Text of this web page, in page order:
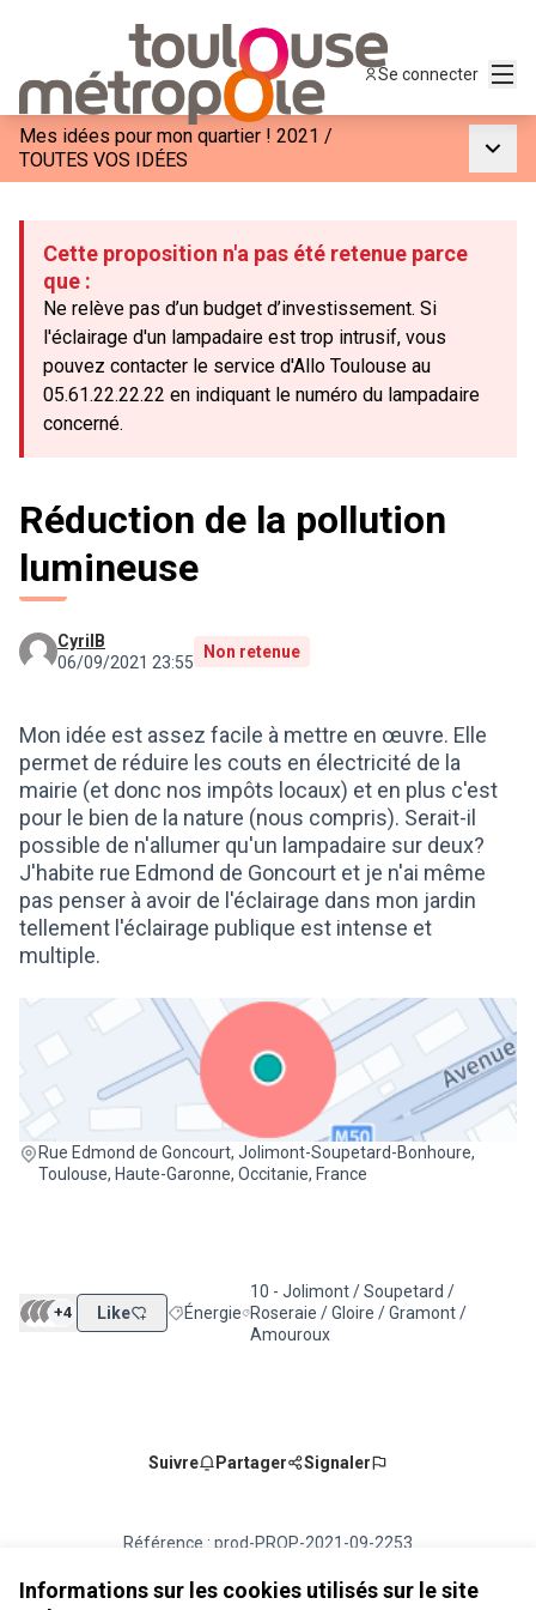
Informations sur les cookies utilisés sur le site
Se connecter
Mes idées pour mon quartier ! 2021 /
TOUTES VOS IDÉES
Cette proposition n'a pas été retenue parce
que :
Ne relève pas d’un budget d’investissement. Si
l'éclairage d'un lampadaire est trop intrusif, vous
pouvez contacter le service d'Allo Toulouse au
05.61.22.22.22 en indiquant le numéro du lampadaire
concerné.
Réduction de la pollution
lumineuse
CyrilB
06/09/2021 23:55
Non retenue
Mon idée est assez facile à mettre en œuvre. Elle
permet de réduire les couts en électricité de la
mairie (et donc nos impôts locaux) et en plus c'est
pour le bien de la nature (nous compris). Serait-il
possible de n'allumer qu'un lampadaire sur deux?
J'habite rue Edmond de Goncourt et je n'ai même
pas penser à avoir de l'éclairage dans mon jardin
tellement l'éclairage publique est intense et
multiple.
Rue Edmond de Goncourt, Jolimont-Soupetard-Bonhoure,
Toulouse, Haute-Garonne, Occitanie, France
(Lien externe)
+4 Like Filtrer les résultats de la catégorie : Énergie
ÉnergieFiltrer les résultats pour le secteur :
10 - Jolimont / Soupetard /
Roseraie / Gloire / Gramont /
Amouroux
Suivre Partager Signaler
Référence : prod-PROP-2021-09-2253
Vérifiez l'empreinte numérique